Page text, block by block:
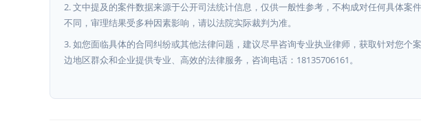
2. 文中提及的案件数据来源于公开司法统计信息，仅供一般性参考，不构成对任何具体案
不同，审理结果受多种因素影响，请以法院实际裁判为准。
3. 如您面临具体的合同纠纷或其他法律问题，建议尽早咨询专业执业律师，获取针对您个
边地区群众和企业提供专业、高效的法律服务，咨询电话：18135706161。